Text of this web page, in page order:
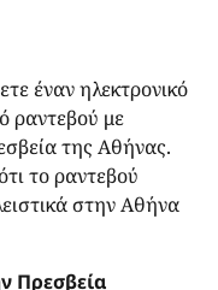
έναν ηλεκτρονικό
ραντεβού με
της Αθήνας.
το ραντεβού
στην Αθήνα
Πρεσβεία